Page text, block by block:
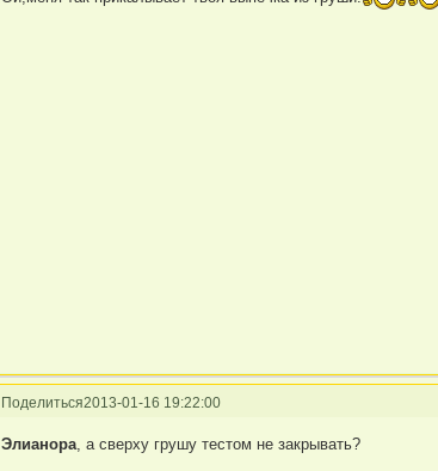
Поделиться2013-01-16 19:22:00
Элианора, а сверху грушу тестом не закрывать?